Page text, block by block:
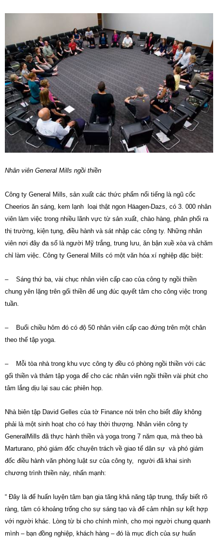
Nhân viên General Mills ngồi thiền
Công ty General Mills, sản xuất các thức phẩm nổi tiếng là ngũ cốc
Cheerios ăn sáng, kem lạnh loại thật ngon Häagen-Dazs, có 3. 000 nhân
viên làm việc trong nhiều lãnh vực từ sản xuất, chào hàng, phân phối ra
thị trường, kiện tụng, điều hành và sát nhập các công ty. Những nhân
viên nơi đây đa số là người Mỹ trắng, trung lưu, ăn bận xuề xòa và chăm
chỉ làm việc. Công ty General Mills có một văn hóa xí nghiệp đặc biệt:
– Sáng thứ ba, vài chục nhân viên cấp cao của công ty ngồi thiền
chung yên lặng trên gối thiền để ung đúc quyết tâm cho công việc trong
tuần.
– Buổi chiều hôm đó có độ 50 nhân viên cấp cao đứng trên một chân
theo thế tập yoga.
– Mỗi tòa nhà trong khu vực công ty đều có phòng ngồi thiền với các
gối thiền và thảm tập yoga để cho các nhân viên ngồi thiền vài phút cho
tâm lắng dịu lại sau các phiên họp.
Nhà biên tập David Gelles của tờ Finance nói trên cho biết đây không
phải là một sinh hoạt cho có hay thời thượng. Nhân viên công ty
GeneralMills đã thực hành thiền và yoga trong 7 năm qua, mà theo bà
Marturano, phó giám đốc chuyên trách về giao tế dân sự và phó giám
đốc điều hành văn phòng luật sư của công ty, người đã khai sinh
chương trình thiền này, nhấn mạnh:
“ Đây là để huấn luyện tâm bạn gia tăng khả năng tập trung, thấy biết rõ
ràng, tâm có khoảng trống cho sự sáng tạo và để cảm nhận sự kết hợp
với người khác. Lòng từ bi cho chính mình, cho mọi người chung quanh
mình – bạn đồng nghiệp, khách hàng – đó là mục đích của sự huấn